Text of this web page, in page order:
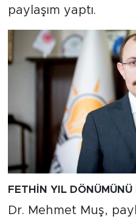
paylaşım yaptı.
FETHİN YIL DÖNÜMÜNÜ
Dr. Mehmet Muş,